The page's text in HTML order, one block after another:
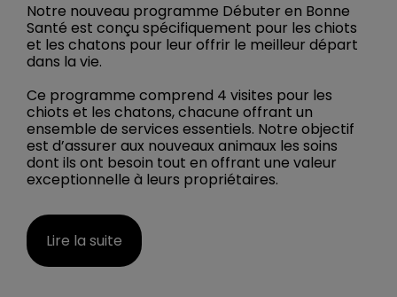
Notre nouveau programme Débuter en Bonne
Santé est conçu spécifiquement pour les chiots
et les chatons pour leur offrir le meilleur départ
dans la vie.
Ce programme comprend 4 visites pour les
chiots et les chatons, chacune offrant un
ensemble de services essentiels. Notre objectif
est d’assurer aux nouveaux animaux les soins
dont ils ont besoin tout en offrant une valeur
exceptionnelle à leurs propriétaires.
Lire la suite